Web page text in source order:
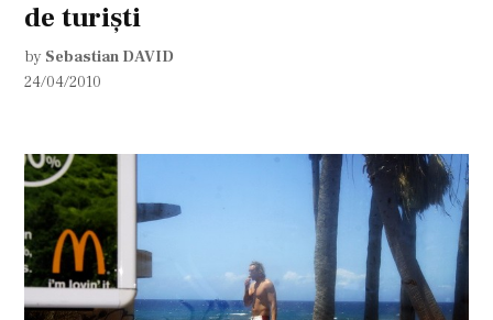
de turişti
by Sebastian DAVID
24/04/2010